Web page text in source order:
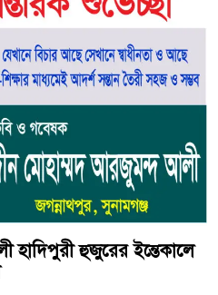
হুজুরের ইন্তেকালে